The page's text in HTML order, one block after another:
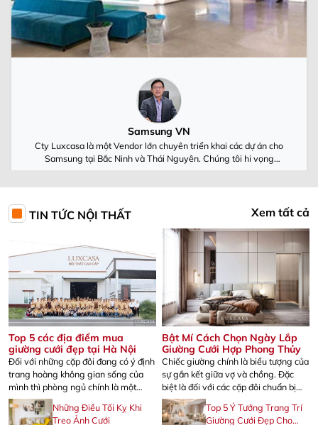
Samsung VN
Cty Luxcasa là một Vendor lớn chuyên triển khai các dự án cho
Samsung tại Bắc Ninh và Thái Nguyên. Chúng tôi hi vọng
TIN TỨC NỘI THẤT Xem tất cả
Top 5 các địa điểm mua
giường cưới đẹp tại Hà Nội
Đối với những cặp đôi đang có ý định
trang hoàng không gian sống của
mình thì phòng ngủ chính là một
trong những không gian được chăm
chút kỹ nhất. Nếu bạn đang tìm kiếm
Những Điều Tối Kỵ Khi
Treo Ảnh Cưới
Bật Mí Cách Chọn Ngày Lắp
Giường Cưới Hợp Phong Thủy
Chiếc giường chính là biểu tượng của
sự gắn kết giữa vợ và chồng. Đặc
biệt là đối với các cặp đôi chuẩn bị
bước vào đời sống hôn nhân thì việc
chọn mẫu giường cưới, chọn ngày
Top 5 Ý Tưởng Trang Trí
Giường Cưới Đẹp Cho